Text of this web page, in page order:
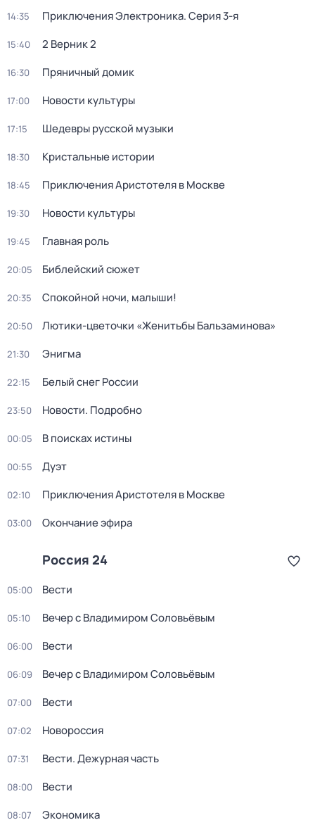
14:35 Приключения Электроника. Серия 3-я
15:40 2 Верник 2
16:30 Пряничный домик
17:00 Новости культуры
17:15 Шедевры русской музыки
18:30 Кристальные истории
18:45 Приключения Аристотеля в Москве
19:30 Новости культуры
19:45 Главная роль
20:05 Библейский сюжет
20:35 Спокойной ночи, малыши!
20:50 Лютики-цветочки «Женитьбы Бальзаминова»
21:30 Энигма
22:15 Белый снег России
23:50 Новости. Подробно
00:05 В поисках истины
00:55 Дуэт
02:10 Приключения Аристотеля в Москве
03:00 Окончание эфира
Россия 24
05:00 Вести
05:10 Вечер с Владимиром Соловьёвым
06:00 Вести
06:09 Вечер с Владимиром Соловьёвым
07:00 Вести
07:02 Новороссия
07:31 Вести. Дежурная часть
08:00 Вести
08:07 Экономика